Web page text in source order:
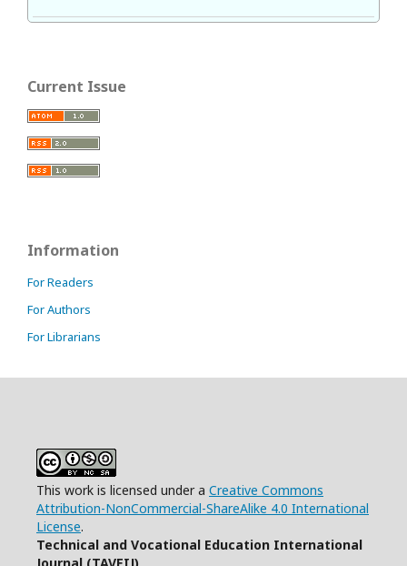
Current Issue
Information
For Readers
For Authors
For Librarians
This work is licensed under a Creative Commons
Attribution-NonCommercial-ShareAlike 4.0 International
License.
Technical and Vocational Education International